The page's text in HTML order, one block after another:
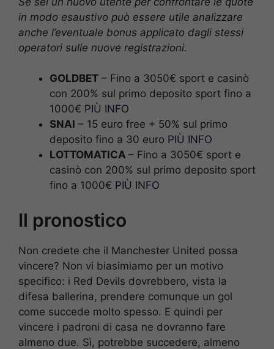
in modo esaustivo può essere utile analizzare
anche l’eventuale bonus applicato dagli stessi
operatori sulle nuove registrazioni.
GOLDBET – Fino a 3050€ sport e casinò
con 200% sul primo deposito sport fino a
1000€ PIÙ INFO
SNAI – 15 euro free + 50% sul primo
deposito fino a 30 euro PIÙ INFO
LOTTOMATICA – Fino a 3050€ sport e
casinò con 200% sul primo deposito sport
fino a 1000€ PIÙ INFO
Il pronostico
Non credete che il Manchester United possa
vincere? Non vi biasimiamo per un motivo
specifico: i Red Devils dovrebbero, vista la
difesa ballerina, prendere comunque un gol
come succede molto spesso. E quindi per
vincere i padroni di casa ne dovranno fare
almeno due. Sì, potrebbe succedere, almeno